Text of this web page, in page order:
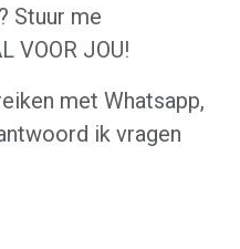
Stuur me
VOOR JOU!
met Whatsapp,
ik vragen